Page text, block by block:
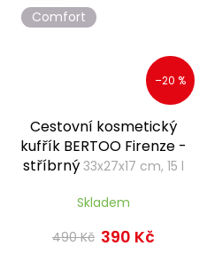
Comfort
–20 %
Cestovní kosmetický
kufřík BERTOO Firenze -
stříbrný 33x27x17 cm, 15 l
Skladem
490 Kč 390 Kč